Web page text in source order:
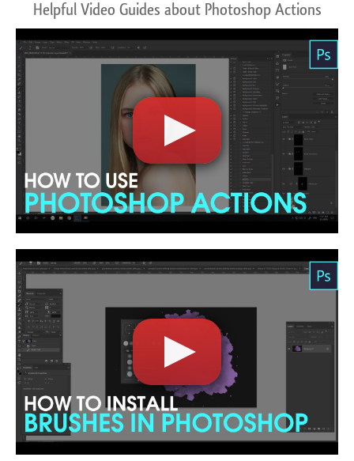
Helpful Video Guides about Photoshop Actions